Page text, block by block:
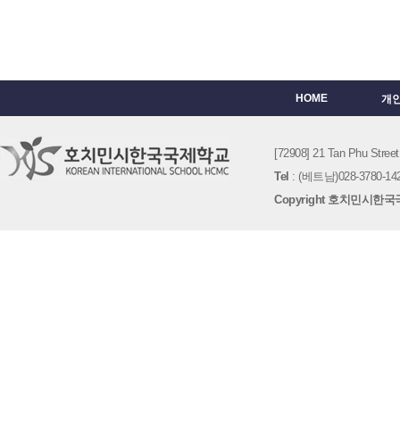
HOME 개
[72908] 21 Tan Phu
Tel : (베트남)028-3780-
Copyright 호치민시한국